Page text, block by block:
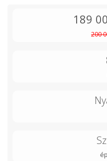
189
200